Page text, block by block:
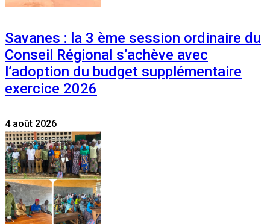
Savanes : la 3 ème session ordinaire du
Conseil Régional s’achève avec
l’adoption du budget supplémentaire
exercice 2026
4 août 2026